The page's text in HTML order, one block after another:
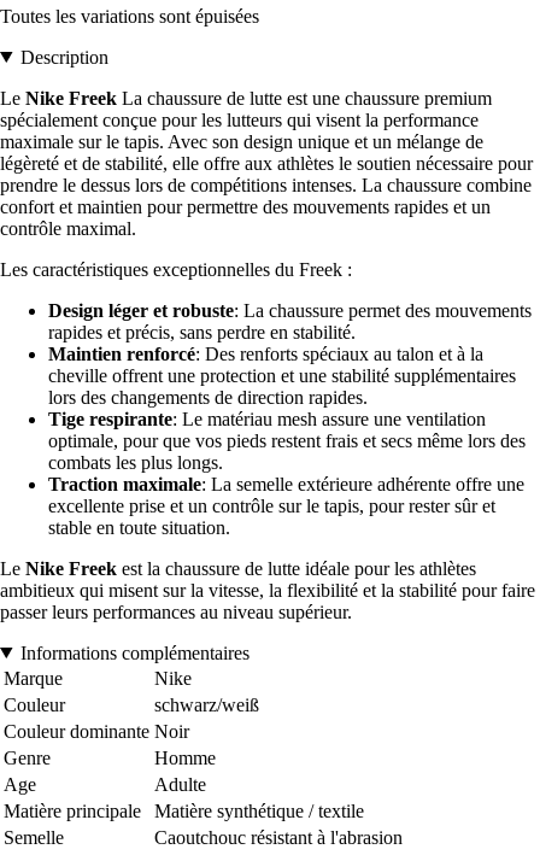
Toutes les variations sont épuisées
Description
Le Nike Freek La chaussure de lutte est une chaussure premium
spécialement conçue pour les lutteurs qui visent la performance
maximale sur le tapis. Avec son design unique et un mélange de
légèreté et de stabilité, elle offre aux athlètes le soutien nécessaire pour
prendre le dessus lors de compétitions intenses. La chaussure combine
confort et maintien pour permettre des mouvements rapides et un
contrôle maximal.
Les caractéristiques exceptionnelles du Freek :
Design léger et robuste: La chaussure permet des mouvements
rapides et précis, sans perdre en stabilité.
Maintien renforcé: Des renforts spéciaux au talon et à la
cheville offrent une protection et une stabilité supplémentaires
lors des changements de direction rapides.
Tige respirante: Le matériau mesh assure une ventilation
optimale, pour que vos pieds restent frais et secs même lors des
combats les plus longs.
Traction maximale: La semelle extérieure adhérente offre une
excellente prise et un contrôle sur le tapis, pour rester sûr et
stable en toute situation.
Le Nike Freek est la chaussure de lutte idéale pour les athlètes
ambitieux qui misent sur la vitesse, la flexibilité et la stabilité pour faire
passer leurs performances au niveau supérieur.
Informations complémentaires
Marque
Nike
Couleur
schwarz/weiß
Couleur dominante Noir
Genre
Homme
Age
Adulte
Matière principale
Matière synthétique / textile
Semelle
Caoutchouc résistant à l'abrasion